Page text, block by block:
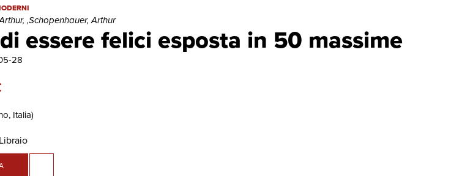
essere felici esposta in 50 massime
esposta in 50 massime | Libri antichi e moderni | Schopenhauer, Arthur, ,Schopenhauer, Arthur
,Schopenhauer, Arthur
28
Italia)